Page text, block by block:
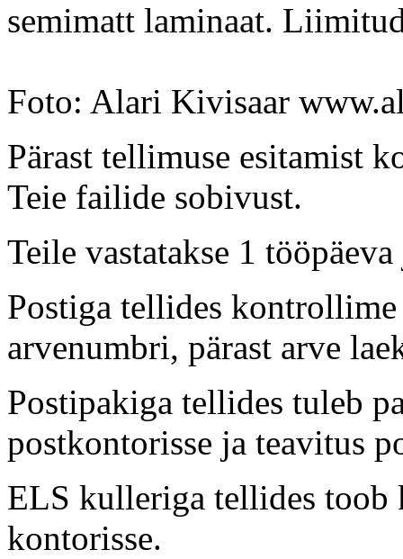
semimatt laminaat.
Foto: Alari Kivisaar
Pärast tellimuse esitamist
Teie failide sobivust.
Teile vastatakse 1
Postiga tellides
arvenumbri, pärast arve
Postipakiga tellides tuleb
postkontorisse ja teavitus
ELS kulleriga tellides
kontorisse.